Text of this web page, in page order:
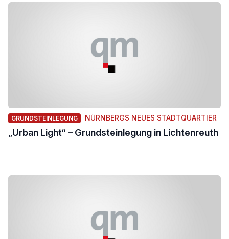
GRUNDSTEINLEGUNG NÜRNBERGS NEUES STADTQUARTIER
„Urban Light“ – Grundsteinlegung in Lichtenreuth